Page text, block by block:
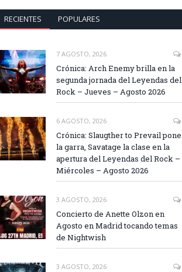
RECIENTES POPULARES
7 AGOSTO, 2026
Crónica: Arch Enemy brilla en la
segunda jornada del Leyendas del
Rock – Jueves – Agosto 2026
6 AGOSTO, 2026
Crónica: Slaugther to Prevail pone
la garra, Savatage la clase en la
apertura del Leyendas del Rock –
Miércoles – Agosto 2026
3 AGOSTO, 2026
Concierto de Anette Olzon en
Agosto en Madrid tocando temas
de Nightwish
3 AGOSTO, 2026